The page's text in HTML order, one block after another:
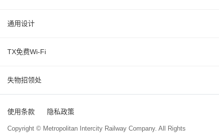
通用设计
TX免费Wi-Fi
失物招领处
使用条款 隐私政策
Copyright © Metropolitan Intercity Railway Company. All Rights